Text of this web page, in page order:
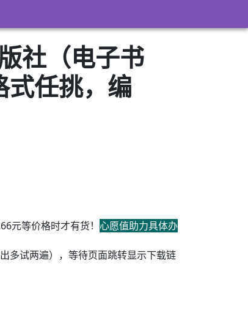
社（电子书
任挑，编
元等价格时才有货！ 心愿值助力具体办
多试两遍），等待页面跳转显示下载链